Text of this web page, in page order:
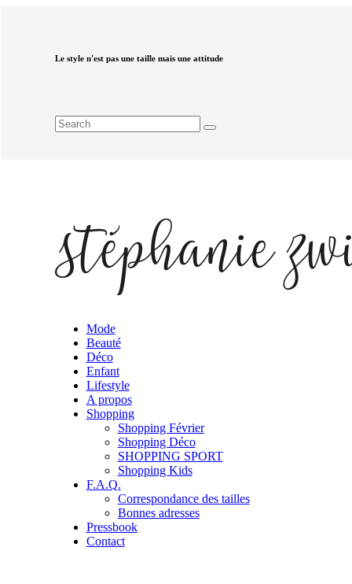
Le style n'est pas une taille mais une attitude
Mode
Beauté
Déco
Enfant
Lifestyle
A propos
Shopping
Shopping Février
Shopping Déco
SHOPPING SPORT
Shopping Kids
F.A.Q.
Correspondance des tailles
Bonnes adresses
Pressbook
Contact